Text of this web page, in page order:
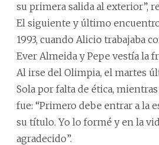
su primera salida al exterior”,
El siguiente y último
1993, cuando Alicio trabajaba
Ever Almeida y Pepe vestía la
Al irse del Olimpia, el martes
Sola por falta de ética,
fue: “Primero debe entrar a la
su título. Yo lo formé y en la
agradecido”.